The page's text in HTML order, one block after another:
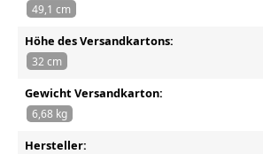
49,1 cm
Höhe des Versandkartons:
32 cm
Gewicht Versandkarton:
6,68 kg
Hersteller: